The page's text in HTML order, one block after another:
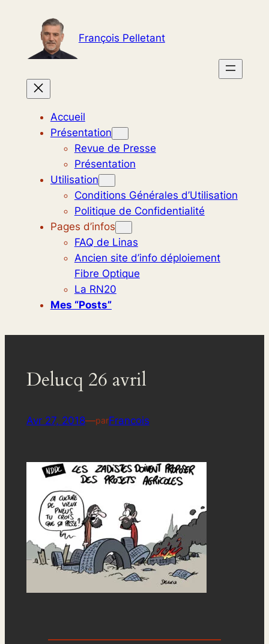
contenu
François Pelletant
Accueil
Présentation
Revue de Presse
Présentation
Utilisation
Conditions Générales d’Utilisation
Politique de Confidentialité
Pages d’infos
FAQ de Linas
Ancien site d’info déploiement
Fibre Optique
La RN20
Mes “posts”
Delucq 26 avril
Avr 27, 2018—parFrancois